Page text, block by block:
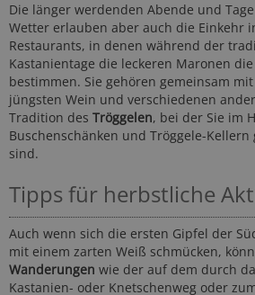
Die länger werdenden Abende und
Wetter erlauben aber auch die Einkehr
Restaurants, in denen während der
Kastanientage die leckeren Maronen
bestimmen. Sie gehören gemeinsam
jüngsten Wein und verschiedenen
Tradition des Tröggelen, bei der Sie im
Buschenschänken und Tröggele-Kellern
sind.
Tipps für herbstliche
Auch wenn sich die ersten Gipfel der
mit einem zarten Weiß schmücken,
Wanderungen wie der auf dem durch
Kastanien- oder Knetschenweg oder